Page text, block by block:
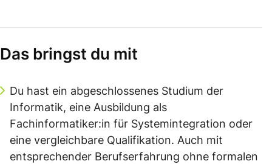
Das bringst du mit
Du hast ein abgeschlossenes Studium der
Informatik, eine Ausbildung als
Fachinformatiker:in für Systemintegration oder
eine vergleichbare Qualifikation. Auch mit
entsprechender Berufserfahrung ohne formalen